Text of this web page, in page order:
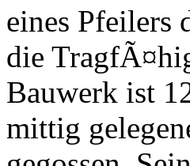
eines Pfeilers
die
Bauwerk ist
mittig